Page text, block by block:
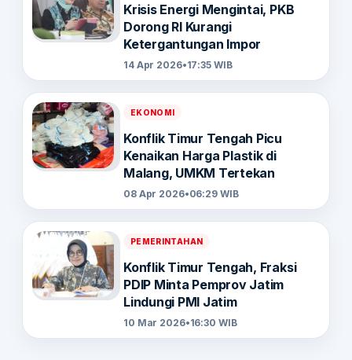
Krisis Energi Mengintai, PKB
Dorong RI Kurangi
Ketergantungan Impor
14 Apr 2026•17:35 WIB
EKONOMI
Konflik Timur Tengah Picu
Kenaikan Harga Plastik di
Malang, UMKM Tertekan
08 Apr 2026•06:29 WIB
PEMERINTAHAN
Konflik Timur Tengah, Fraksi
PDIP Minta Pemprov Jatim
Lindungi PMI Jatim
10 Mar 2026•16:30 WIB